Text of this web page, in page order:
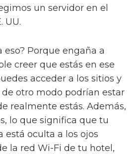
un servidor en el
UU.
Porque engaña a
creer que estás en ese
acceder a los sitios y
otro modo podrían estar
realmente estás. Además,
lo que significa que tu
está oculta a los ojos
la red Wi-Fi de tu hotel,